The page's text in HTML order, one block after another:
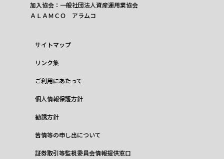
加入協会：一般社団法人資産運用業協会
ＡＬＡＭＣＯ アラムコ
サイトマップ
リンク集
ご利用にあたって
個人情報保護方針
勧誘方針
苦情等の申し出について
証券取引等監視委員会情報提供窓口